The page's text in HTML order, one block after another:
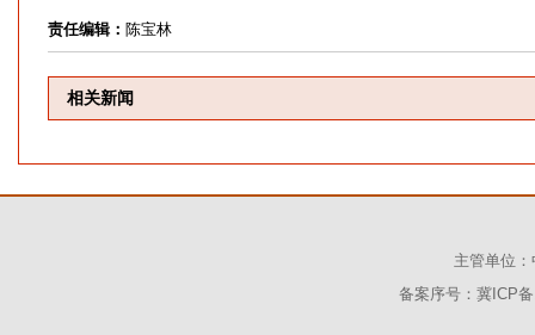
责任编辑： 陈宝林
相关新闻
主管单位
备案序号：冀ICP